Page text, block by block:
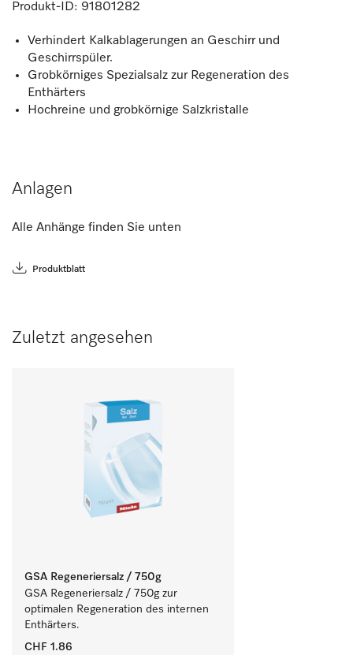
Produkt-ID: 91801282
Verhindert Kalkablagerungen an Geschirr und
Geschirrspüler.
Grobkörniges Spezialsalz zur Regeneration des
Enthärters
Hochreine und grobkörnige Salzkristalle
Anlagen
Alle Anhänge finden Sie unten
Produktblatt
Zuletzt angesehen
GSA Regeneriersalz / 750g
GSA Regeneriersalz / 750g zur
optimalen Regeneration des internen
Enthärters.
CHF 1.86